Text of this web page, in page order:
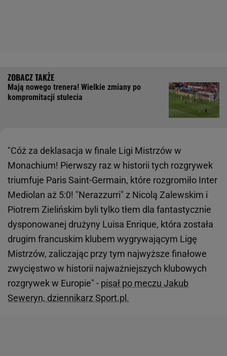
Mają nowego trenera! Wielkie zmiany po
kompromitacji stulecia
"Cóż za deklasacja w finale Ligi Mistrzów w
Monachium! Pierwszy raz w historii tych rozgrywek
triumfuje Paris Saint-Germain, które rozgromiło Inter
Mediolan aż 5:0! "Nerazzurri" z Nicolą Zalewskim i
Piotrem Zielińskim byli tylko tłem dla fantastycznie
dysponowanej drużyny Luisa Enrique, która została
drugim francuskim klubem wygrywającym Ligę
Mistrzów, zaliczając przy tym najwyższe finałowe
zwycięstwo w historii najważniejszych klubowych
rozgrywek w Europie" - pisał po meczu Jakub
Seweryn, dziennikarz Sport.pl.